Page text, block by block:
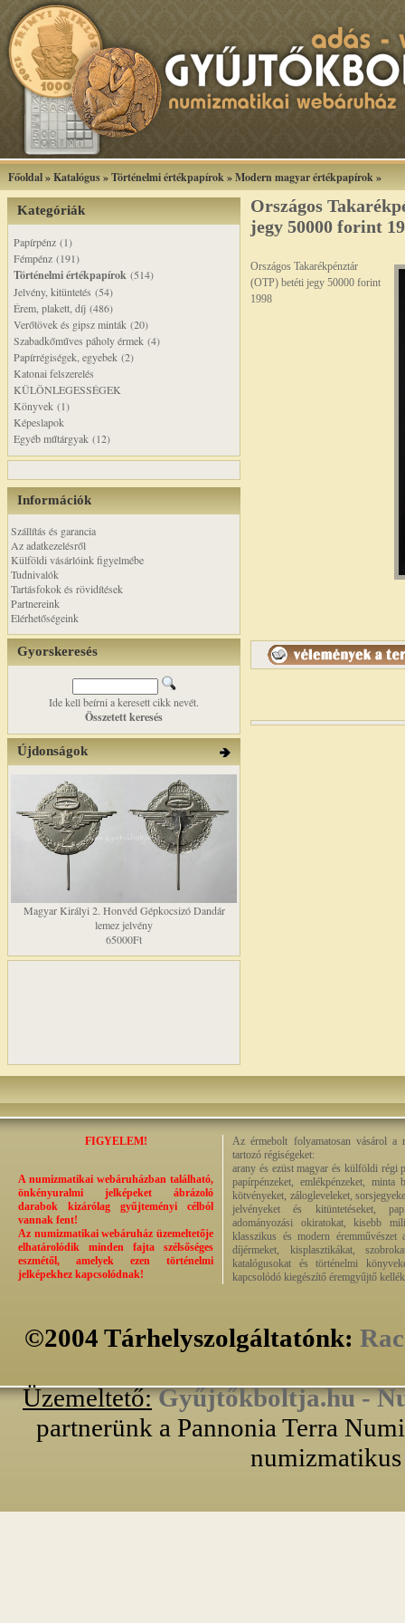
Főoldal»Katalógus»Történelmi értékpapírok»Modern magyar értékpapírok»
Kategóriák
Papírpénz (1)
Fémpénz (191)
Történelmi értékpapírok (514)
Jelvény, kitüntetés (54)
Érem, plakett, díj (486)
Verőtövek és gipsz minták (20)
Szabadkőműves páholy érmek (4)
Papírrégiségek, egyebek (2)
Katonai felszerelés
KÜLÖNLEGESSÉGEK
Könyvek (1)
Képeslapok
Egyéb műtárgyak (12)
Információk
Szállítás és garancia
Az adatkezelésről
Külföldi vásárlóink figyelmébe
Tudnivalók
Tartásfokok és rövidítések
Partnereink
Elérhetőségeink
Gyorskeresés
Ide kell beírni a keresett cikk nevét.
Összetett keresés
Újdonságok
Magyar Királyi 2. Honvéd Gépkocsizó Dandár
lemez jelvény
65000Ft
Országos
jegy 50000 forint
Országos Takarékpénztár
(OTP) betéti jegy 50000 forint
1998
FIGYELEM!
A numizmatikai webáruházban található,
önkényuralmi jelképeket ábrázoló
darabok kizárólag gyűjteményi célból
vannak fent!
Az numizmatikai webáruház üzemeltetője
elhatárolódik minden fajta szélsőséges
eszmétől, amelyek ezen történelmi
jelképekhez kapcsolódnak!
Az érmebolt folyamatosan vásárol a
tartozó régiségeket:
arany és ezüst magyar és külföldi régi
papírpénzeket, emlékpénzeket, minta
kötvényeket, zálogleveleket,
jelvényeket és kitüntetéseket,
adományozási okiratokat, kisebb
klasszikus és modern éremművészet
díjérmeket, kisplasztikákat,
katalógusokat és történelmi
kapcsolódó kiegészítő éremgyűjtő
©2004 Tárhelyszolgáltatónk:
Üzemeltető: Gyűjtőkboltja.hu -
partnerünk a Pannonia Terra
numizmatikus